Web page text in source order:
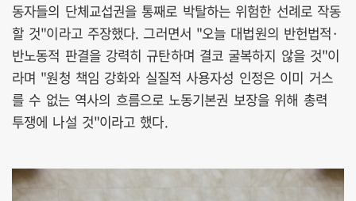
동자들의 단체교섭권을 통째로 박탈하는 위험한 선례로 작동
할 것"이라고 주장했다. 그러면서 "오늘 대법원의 반헌법적·
반노동적 판결을 강력히 규탄하며 결코 굴복하지 않을 것"이
라며 "원청 책임 강화와 실질적 사용자성 인정은 이미 거스
를 수 없는 역사의 흐름으로 노동기본권 보장을 위해 총력
투쟁에 나설 것"이라고 했다.